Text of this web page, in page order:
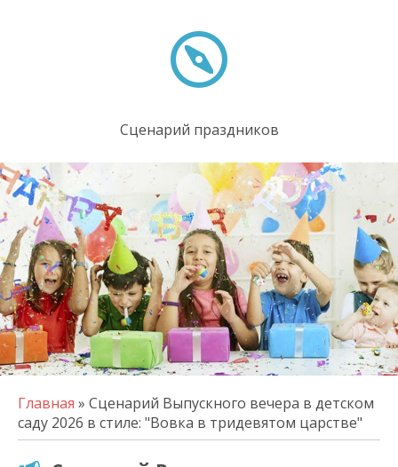
Сценарий праздников
Главная » Сценарий Выпускного вечера в детском
саду 2026 в стиле: "Вовка в тридевятом царстве"